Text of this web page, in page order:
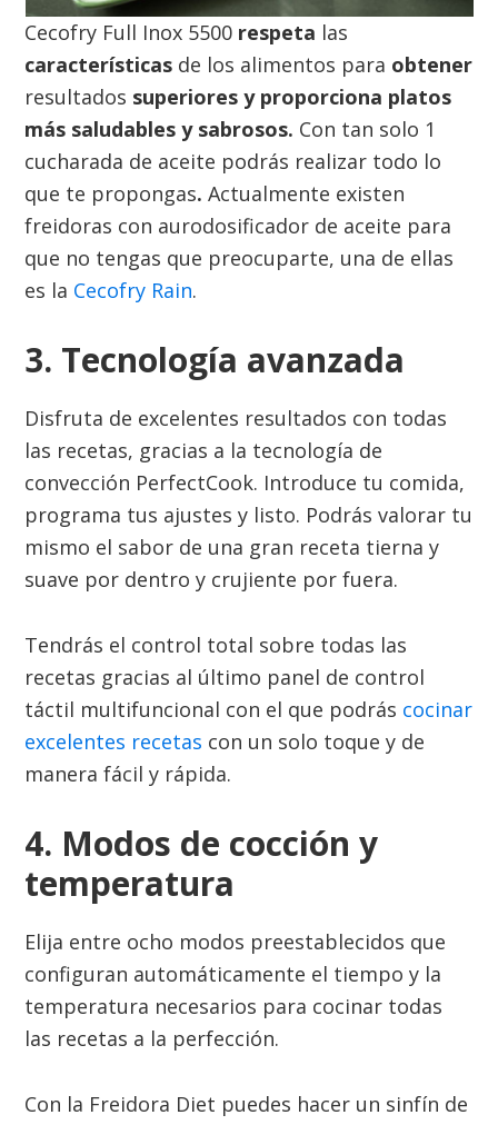
Cecofry Full Inox 5500 respeta las
características de los alimentos para obtener
resultados superiores y proporciona platos
más saludables y sabrosos. Con tan solo 1
cucharada de aceite podrás realizar todo lo
que te propongas. Actualmente existen
freidoras con aurodosificador de aceite para
que no tengas que preocuparte, una de ellas
es la Cecofry Rain.
3. Tecnología avanzada
Disfruta de excelentes resultados con todas
las recetas, gracias a la tecnología de
convección PerfectCook. Introduce tu comida,
programa tus ajustes y listo. Podrás valorar tu
mismo el sabor de una gran receta tierna y
suave por dentro y crujiente por fuera.
Tendrás el control total sobre todas las
recetas gracias al último panel de control
táctil multifuncional con el que podrás cocinar
excelentes recetas con un solo toque y de
manera fácil y rápida.
4. Modos de cocción y
temperatura
Elija entre ocho modos preestablecidos que
configuran automáticamente el tiempo y la
temperatura necesarios para cocinar todas
las recetas a la perfección.
Con la Freidora Diet puedes hacer un sinfín de